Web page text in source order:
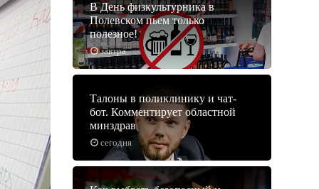
завтра
В День физкультурника в
Полевском пьем только
полезное!
сегодня
Талоны в поликлинику и чат-
бот. Комментирует областной
минздрав